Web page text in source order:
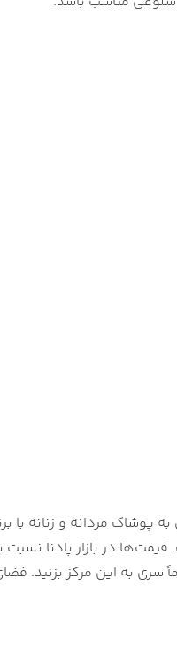
مردانه و زنانه با
قیمت‌ها در بازار پادنا
سری به این مرکز بزنید.